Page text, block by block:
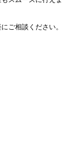
ご相談ください。